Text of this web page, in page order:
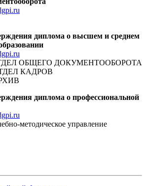
диплома о высшем и среднем
ОТДЕЛ ОБЩЕГО ДОКУМЕНТООБОРОТА
КАДРОВ
диплома о профессиональной
методическое управление